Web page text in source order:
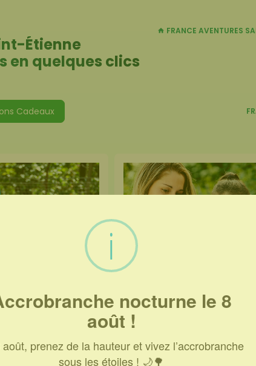
FRANCE AVENTURES
Étienne
en quelques clics
Cadeaux
FORMULES ANNIVERSAIRE
i
nocturne le 8
août !
août, prenez de la hauteur et vivez l’accrobranche
sous les étoiles ! 🌙🌳